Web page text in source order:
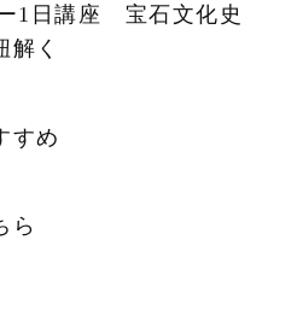
1日講座 宝石文化史
解く
すめ
ら